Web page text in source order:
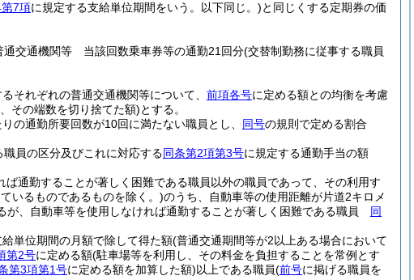
7項に規定する支給単位期間をいう。以下同じ。)と同じくする定期券の価
通交通機関等 当該回数乗車券等の通勤21回分(交替制勤務に従事する職員
それぞれの普通交通機関等について、 前項各号に定める額との均衡を考慮
その端数を切り捨てた額)とする。
の通勤所要回数が10回に満たない職員とし、 同号の規則で定める割合
職員の区分及びこれに対応する同条第2項第3号に規定する通勤手当の額
ば通勤することが著しく困難である職員以外の職員であって、その利用す
いるものであるものを除く。)のうち、自動車等の使用距離が片道2キロメ
、自動車等を使用しなければ通勤することが著しく困難である職員 同
単位期間の月額で除して得た額(普通交通期間等が2以上ある場合において
第2号に定める額(駐車場等を利用し、その料金を負担することを常例とす
第3項第1号に定める額を加算した額)以上である職員(前号に掲げる職員を